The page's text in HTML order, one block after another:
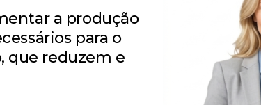
a produção
para o
que reduzem e